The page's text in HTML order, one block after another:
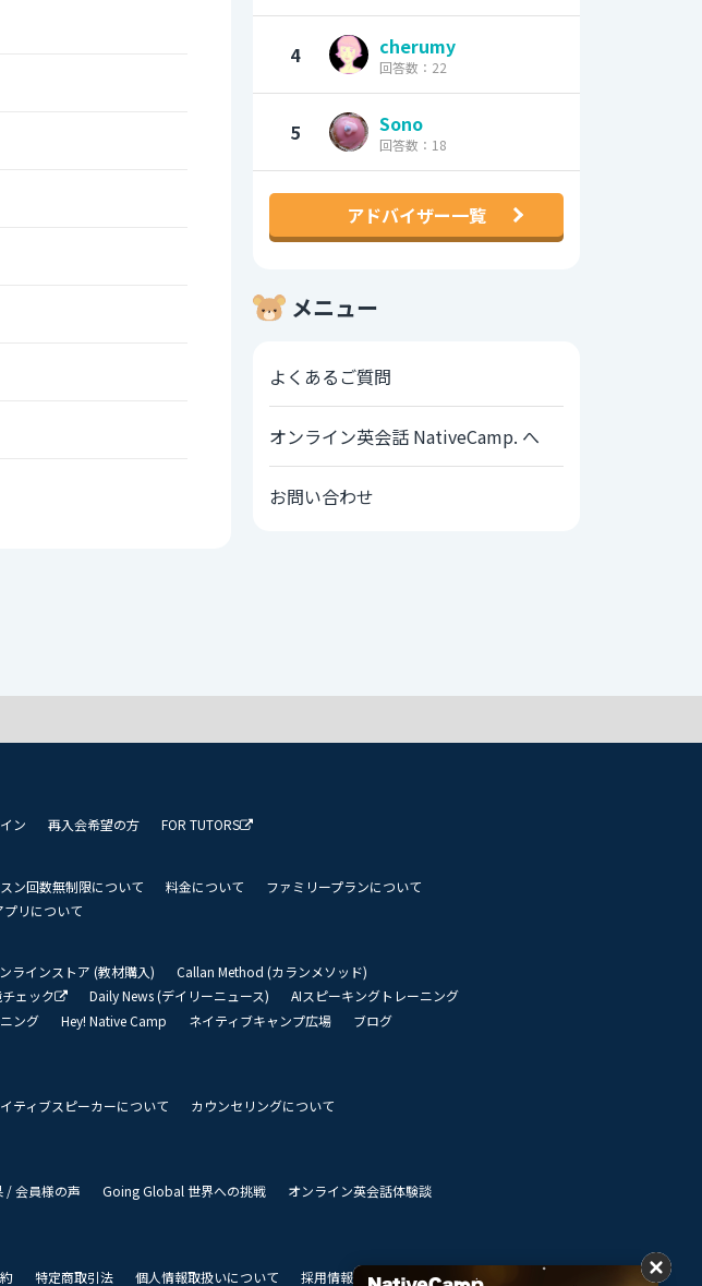
4 cherumy
回答数：22
5 Sono
回答数：18
アドバイザー一覧
メニュー
よくあるご質問
オンライン英会話 NativeCamp. へ
お問い合わせ
ン 再入会希望の方 FOR TUTORS
ン回数無制限について 料金について
ファミリープランについて
プリについて
ラインストア (教材購入)
Callan Method (カランメソッド)
ェック Daily News (デイリーニュース)
AIスピーキングトレーニング
ング Hey! Native Camp ネイティブキャンプ広場
ブログ
ティブスピーカーについて
カウンセリングについて
/ 会員様の声 Going Global 世界への挑戦
オンライン英会話体験談
特定商取引法 個人情報取扱いについて 採用情報 私達のビジョン